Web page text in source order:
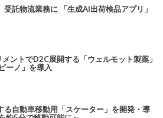
託物流業務に 「生成AI出荷検品アプリ」
ントでD2C展開する「ウェルモット製薬」
ーノ」を導入
る自動車移動用「スケーター」を開発・導